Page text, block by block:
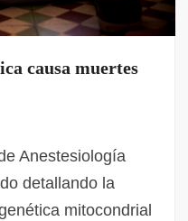
causa muertes
Anestesiología
detallando la
mitocondrial